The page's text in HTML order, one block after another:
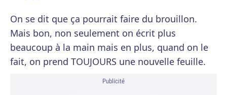
On se dit que ça pourrait faire du brouillon.
Mais bon, non seulement on écrit plus
beaucoup à la main mais en plus, quand on le
fait, on prend TOUJOURS une nouvelle feuille.
Publicité